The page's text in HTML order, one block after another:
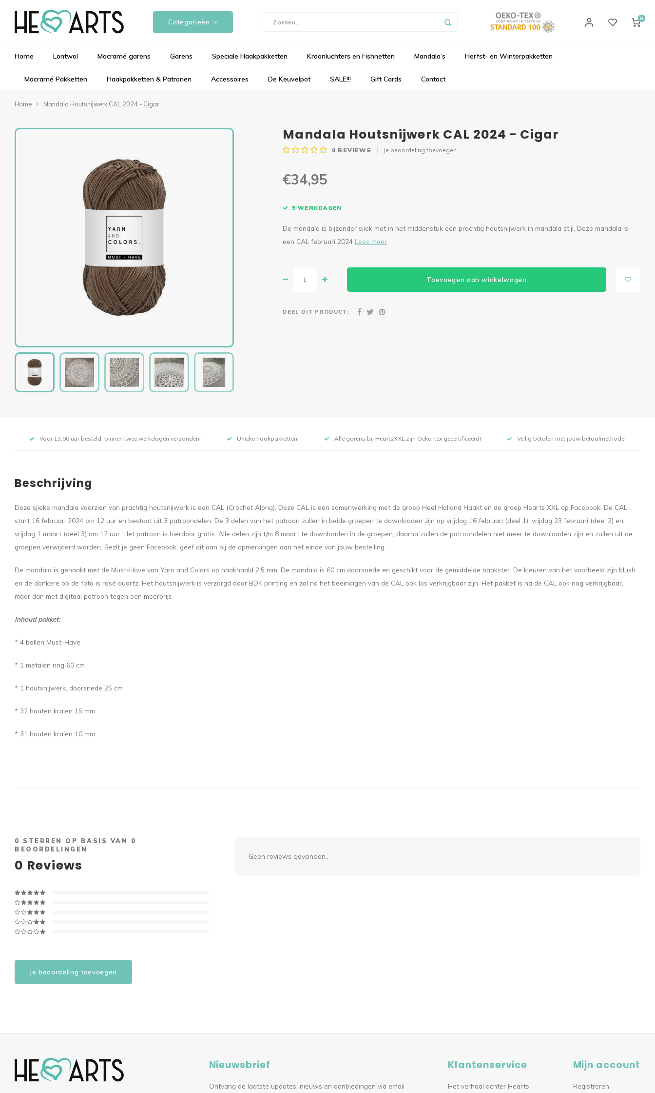
Categorieën 0
Home Lontwol Macramé garens Garens Speciale Haakpakketten Kroonluchters en Fishnetten Mandala’s Herfst- en Winterpakketten
Macramé Pakketten Haakpakketten & Patronen Accessoires De Keuvelpot SALE!!! Gift Cards Contact
Home Mandala Houtsnijwerk CAL 2024 - Cigar
Mandala Houtsnijwerk CAL 2024 - Cigar
0 REVIEWS Je beoordeling toevoegen
€34,95
5 WERKDAGEN
De mandala is bijzonder sjiek met in het middenstuk een prachtig houtsnijwerk in mandala stijl. Deze mandala is
een CAL februari 2024 Lees meer
Toevoegen aan winkelwagen
DEEL DIT PRODUCT:
Voor 13:00 uur besteld, binnen twee werkdagen verzonden! Unieke haakpakketten! Alle garens bij HeartsXXL zijn Oeko-tex gecertificeerd! Veilig betalen met jouw betaalmethode!
Beschrijving
Deze sjieke mandala voorzien van prachtig houtsnijwerk is een CAL (Crochet Along). Deze CAL is een samenwerking met de groep Heel Holland Haakt en de groep Hearts XXL op Facebook. De CAL
start 16 februari 2024 om 12 uur en bestaat uit 3 patroondelen. De 3 delen van het patroon zullen in beide groepen te downloaden zijn op vrijdag 16 februari (deel 1), vrijdag 23 februari (deel 2) en
vrijdag 1 maart (deel 3) om 12 uur. Het patroon is hierdoor gratis. Alle delen zijn t/m 8 maart te downloaden in de groepen, daarna zullen de patroondelen niet meer te downloaden zijn en zullen uit de
groepen verwijderd worden. Bezit je geen Facebook, geef dit aan bij de opmerkingen aan het einde van jouw bestelling.
De mandala is gehaakt met de Must-Have van Yarn and Colors op haaknaald 2.5 mm. De mandala is 60 cm doorsnede en geschikt voor de gemiddelde haakster. De kleuren van het voorbeeld zijn blush
en de donkere op de foto is rosé quartz. Het houtsnijwerk is verzorgd door BDK printing en zal na het beëindigen van de CAL ook los verkrijgbaar zijn. Het pakket is na de CAL ook nog verkrijgbaar,
maar dan met digitaal patroon tegen een meerprijs
Inhoud pakket:
* 4 bollen Must-Have
* 1 metalen ring 60 cm
* 1 houtsnijwerk, doorsnede 25 cm
* 32 houten kralen 15 mm
* 31 houten kralen 10 mm
0 STERREN OP BASIS VAN 0
BEOORDELINGEN
0 Reviews
Je beoordeling toevoegen
Geen reviews gevonden...
Nieuwsbrief
Ontvang de laatste updates, nieuws en aanbiedingen via email
Klantenservice
Het verhaal achter Hearts
Mijn account
Registreren